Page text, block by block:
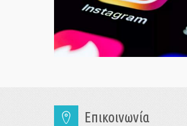
Επικοινωνία